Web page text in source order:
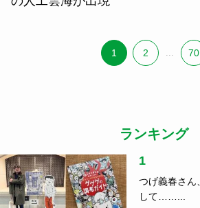
1 2 ... 70
ランキング
1
つげ義春さん
して……...